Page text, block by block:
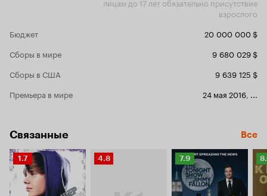
взрослого
Бюджет
20 000 000 $
Сборы в мире
9 680 029 $
Сборы в США
9 639 125 $
Премьера в мире
24 мая 2016
Связанные Все
Рейтинг
Кинопоиска
1.7
1.7
Рейтинг
4.8
Рейтинг
Кинопоиска
7.9
7.9